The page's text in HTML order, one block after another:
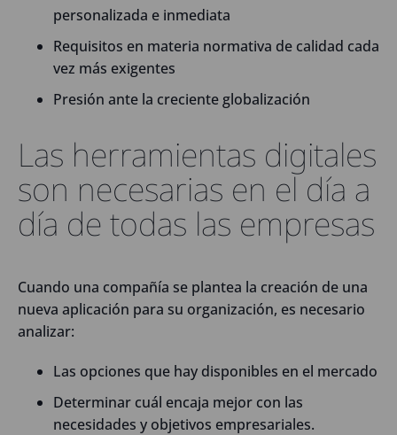
personalizada e inmediata
Requisitos en materia normativa de calidad cada
vez más exigentes
Presión ante la creciente globalización
Las herramientas digitales
son necesarias en el día a
día de todas las empresas
Cuando una compañía se plantea la creación de una
nueva aplicación para su organización, es necesario
analizar:
Las opciones que hay disponibles en el mercado
Determinar cuál encaja mejor con las
necesidades y objetivos empresariales.